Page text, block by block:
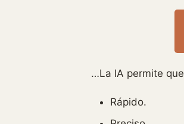
…La IA permite
Rápido.